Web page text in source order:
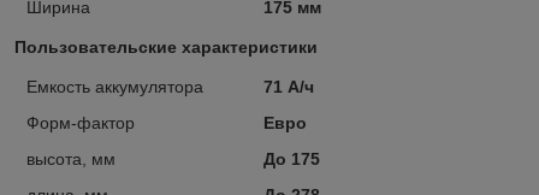
Ширина
175 мм
Пользовательские характеристики
Емкость аккумулятора
71 А/ч
Форм-фактор
Евро
высота, мм
До 175